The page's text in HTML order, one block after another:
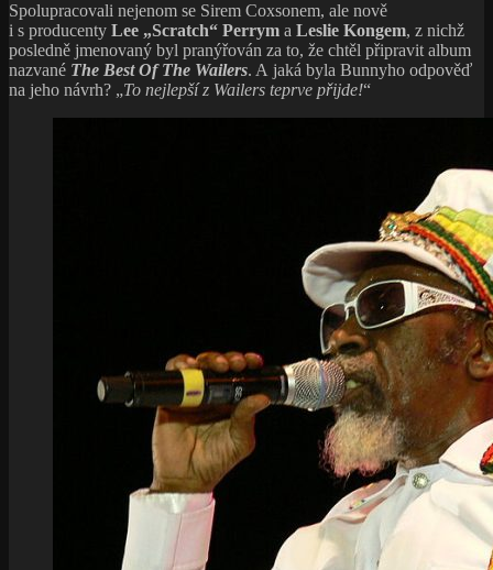
Spolupracovali nejenom se Sirem Coxsonem, ale nově
i s producenty Lee „Scratch“ Perrym a Leslie Kongem, z nichž
posledně jmenovaný byl pranýřován za to, že chtěl připravit album
nazvané The Best Of The Wailers. A jaká byla Bunnyho odpověď
na jeho návrh? „To nejlepší z Wailers teprve přijde!“